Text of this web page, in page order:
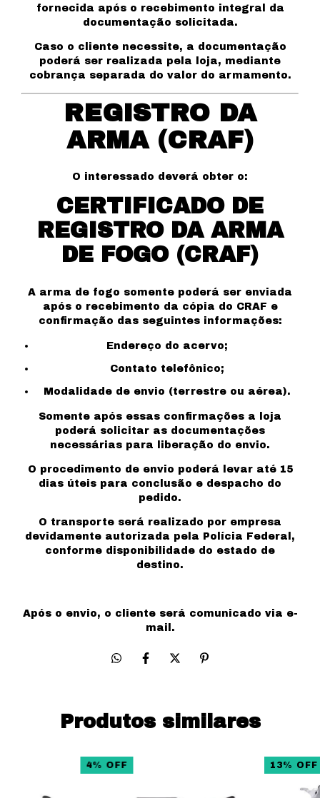
fornecida após o recebimento integral da
documentação solicitada.
Caso o cliente necessite, a documentação
poderá ser realizada pela loja, mediante
cobrança separada do valor do armamento.
REGISTRO DA
ARMA (CRAF)
O interessado deverá obter o:
CERTIFICADO DE
REGISTRO DA ARMA
DE FOGO (CRAF)
A arma de fogo somente poderá ser enviada
após o recebimento da cópia do CRAF e
confirmação das seguintes informações:
Endereço do acervo;
Contato telefônico;
Modalidade de envio (terrestre ou aérea).
Somente após essas confirmações a loja
poderá solicitar as documentações
necessárias para liberação do envio.
O procedimento de envio poderá levar até 15
dias úteis para conclusão e despacho do
pedido.
O transporte será realizado por empresa
devidamente autorizada pela Polícia Federal,
conforme disponibilidade do estado de
destino.
Após o envio, o cliente será comunicado via e-
mail.
Produtos similares
4% OFF 13% OFF